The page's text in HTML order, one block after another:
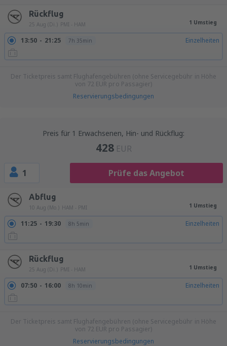
Rückflug
25 Aug (Di.) PMI - HAM 1 Umstieg
13:50 21:25 7h 35min Einzelheiten
Der Ticketpreis samt Flughafengebühren (ohne Servicegebühr in Höhe
von 72 EUR pro Passagier)
Reservierungsbedingungen
Preis für 1 Erwachsenen, Hin- und Rückflug:
428 EUR
1 Prüfe das Angebot
Abflug
10 Aug (Mo.) HAM - PMI 1 Umstieg
11:25 19:30 8h 5min Einzelheiten
Rückflug
25 Aug (Di.) PMI - HAM 1 Umstieg
07:50 16:00 8h 10min Einzelheiten
Der Ticketpreis samt Flughafengebühren (ohne Servicegebühr in Höhe
von 72 EUR pro Passagier)
Reservierungsbedingungen